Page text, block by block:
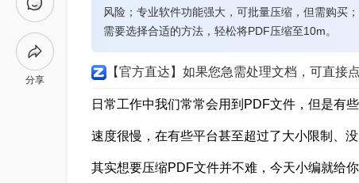
分享
风险；专业软件功能强大，可批量压缩，但需购买
需要选择合适的方法，轻松将PDF压缩至10m。
【官方直达】如果您急需处理文档，可直接点
日常工作中我们常常会用到PDF文件，但是有
速度很慢，在有些平台甚至超过了大小限制、没
其实想要压缩PDF文件并不难，今天小编就给